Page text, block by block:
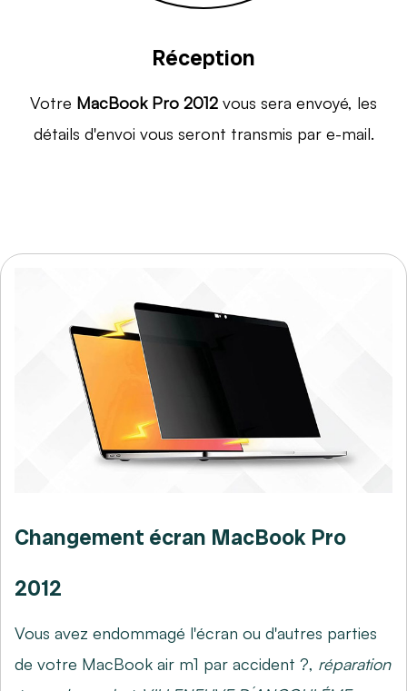
Réception
Votre MacBook Pro 2012 vous sera envoyé, les
détails d'envoi vous seront transmis par e-mail.
Changement écran MacBook Pro
2012
Vous avez endommagé l'écran ou d'autres parties
de votre MacBook air m1 par accident ?, réparation